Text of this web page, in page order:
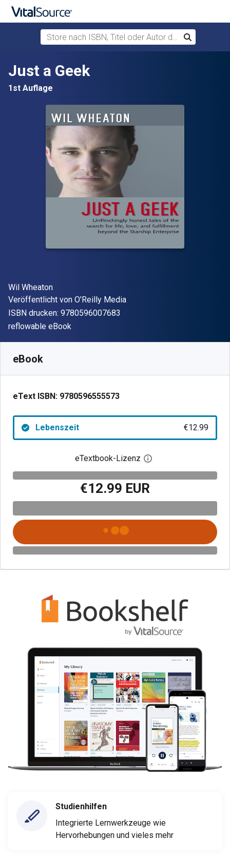
Zum Hauptinhalt springen
Store nach ISBN, Titel oder Autor durchsuchen
Suchen
Just a Geek
1st Auflage
Autor(en)
Wil Wheaton
Verleger
Veröffentlicht von O'Reilly Media
ISBN drucken: 9780596007683
Format
reflowable eBook
eBook
eText ISBN: 9780596555573
Lebenszeit €12.99
eTextbook-Lizenz Digitalen
€12.99 EUR
Studienhilfen
Integrierte Lernwerkzeuge wie
Hervorhebungen und vieles mehr